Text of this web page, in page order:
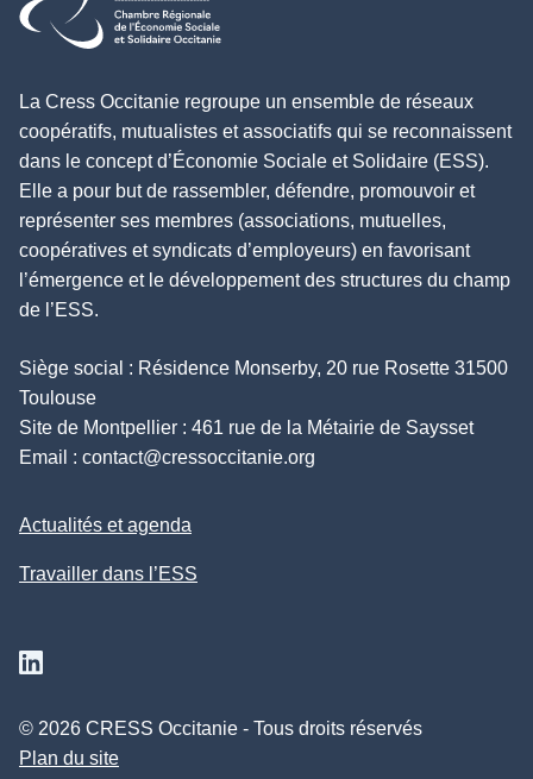
La Cress Occitanie regroupe un ensemble de réseaux
coopératifs, mutualistes et associatifs qui se reconnaissent
dans le concept d’Économie Sociale et Solidaire (ESS).
Elle a pour but de rassembler, défendre, promouvoir et
représenter ses membres (associations, mutuelles,
coopératives et syndicats d’employeurs) en favorisant
l’émergence et le développement des structures du champ
de l’ESS.
Siège social : Résidence Monserby, 20 rue Rosette 31500
Toulouse
Site de Montpellier : 461 rue de la Métairie de Saysset
Email : contact@cressoccitanie.org
Actualités et agenda
Travailler dans l’ESS
© 2026 CRESS Occitanie - Tous droits réservés
Plan du site